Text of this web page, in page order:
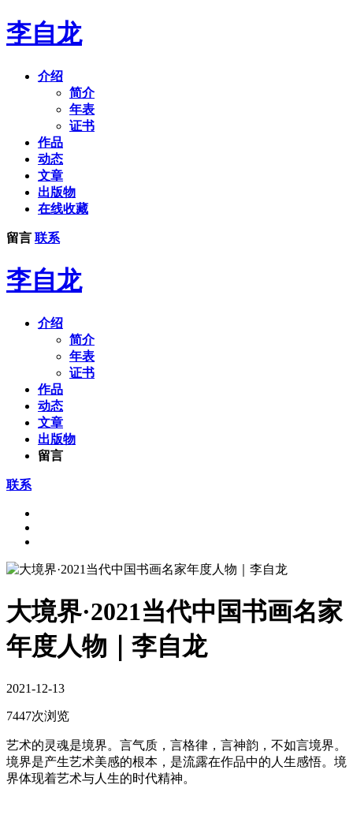
李自龙
介绍
简介
年表
证书
作品
动态
文章
出版物
在线收藏
留言 联系
李自龙
介绍
简介
年表
证书
作品
动态
文章
出版物
留言
联系
大境界·2021当代中国书画名家
年度人物｜李自龙
2021-12-13
7447次浏览
艺术的灵魂是境界。言气质，言格律，言神韵，不如言境界。
境界是产生艺术美感的根本，是流露在作品中的人生感悟。境
界体现着艺术与人生的时代精神。